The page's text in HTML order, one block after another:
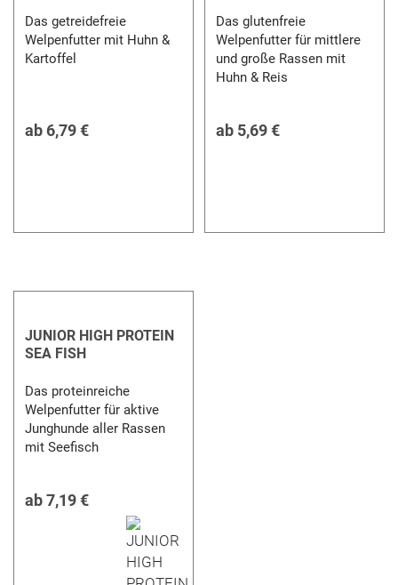
Das getreidefreie
Welpenfutter mit Huhn &
Kartoffel
ab 6,79 €
Das glutenfreie
Welpenfutter für mittlere
und große Rassen mit
Huhn & Reis
ab 5,69 €
JUNIOR HIGH PROTEIN
SEA FISH
Das proteinreiche
Welpenfutter für aktive
Junghunde aller Rassen
mit Seefisch
ab7,19 €